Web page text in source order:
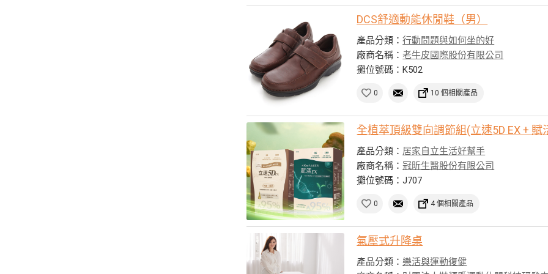
DCS舒適動能休閒鞋（男）
產品分類：行動問題與如何坐的好
廠商名稱：老牛皮國際股份有限公司
攤位號碼：K502
0 10 個相關產品
全植萃頂級雙向調節組(立速5D EX + 賦
產品分類： 居家自立生活好幫手
廠商名稱：冠昕生醫股份有限公司
攤位號碼：J707
0 4 個相關產品
氣壓式升降桌
產品分類：樂活與運動復健